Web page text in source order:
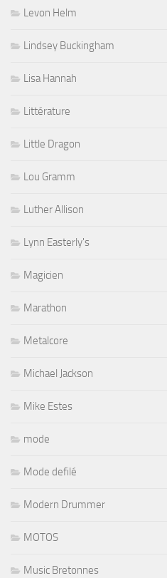
Levon Helm
Lindsey Buckingham
Lisa Hannah
Littérature
Little Dragon
Lou Gramm
Luther Allison
Lynn Easterly's
Magicien
Marathon
Metalcore
Michael Jackson
Mike Estes
mode
Mode defilé
Modern Drummer
MOTOS
Music Bretonnes